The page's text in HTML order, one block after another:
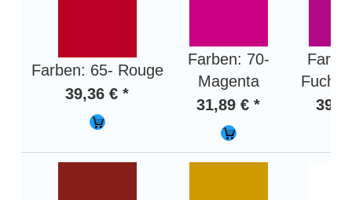
Farben: 65- Rouge
39,36 € *
Farben: 70-
Magenta
31,89 € *